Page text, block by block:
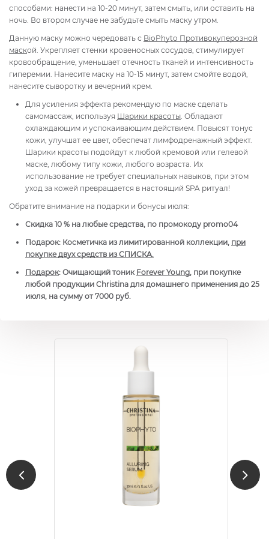
способами: нанести на 10-20 минут, затем смыть, или оставить на
ночь. Во втором случае не забудьте смыть маску утром.
Данную маску можно чередовать с BioPhyto Противокуперозной
маской. Укрепляет стенки кровеносных сосудов, стимулирует
кровообращение, уменьшает отечность тканей и интенсивность
гиперемии. Нанесите маску на 10-15 минут, затем смойте водой,
нанесите сыворотку и вечерний крем.
Для усиления эффекта рекомендую по маске сделать
самомассаж, используя Шарики красоты . Обладают
охлаждающим и успокаивающим действием. Повысят тонус
кожи, улучшат ее цвет, обеспечат лимфодренажный эффект.
Шарики красоты подойдут к любой кремовой или гелевой
маске, любому типу кожи, любого возраста. Их
использование не требует специальных навыков, при этом
уход за кожей превращается в настоящий SPA ритуал!
Обратите внимание на подарки и бонусы июля:
Скидка 10 % на любые средства, по промокоду promo04
Подарок: Косметичка из лимитированной коллекции, при
покупке двух средств из СПИСКА.
Подарок: Очищающий тоник Forever Young, при покупке
любой продукции Christina для домашнего применения до 25
июля, на сумму от 7000 руб.